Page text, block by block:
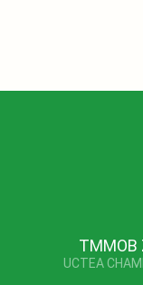
TMMOB
UCTEA